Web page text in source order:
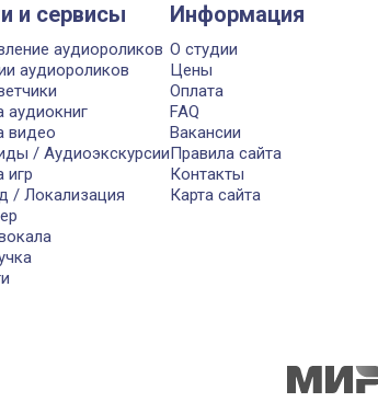
и сервисы
аудиороликов
аудиороликов
аудиокниг
видео
/ Аудиоэкскурсии
игр
/ Локализация
Информация
О студии
Цены
Оплата
FAQ
Вакансии
Правила сайта
Контакты
Карта сайта